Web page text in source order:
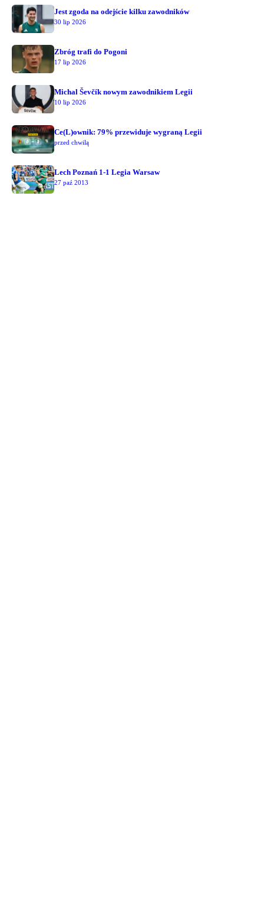
Jest zgoda na odejście kilku zawodników
30 lip 2026
Zbróg trafi do Pogoni
17 lip 2026
Michal Ševčík nowym zawodnikiem Legii
10 lip 2026
Ce(L)ownik: 79% przewiduje wygraną Legii
przed chwilą
Lech Poznań 1-1 Legia Warsaw
27 paź 2013